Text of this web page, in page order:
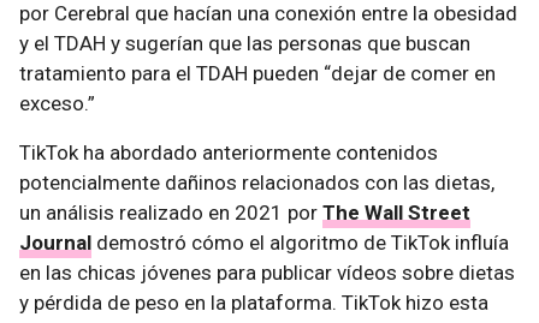
por Cerebral que hacían una conexión entre la obesidad
y el TDAH y sugerían que las personas que buscan
tratamiento para el TDAH pueden “dejar de comer en
exceso.”
TikTok ha abordado anteriormente contenidos
potencialmente dañinos relacionados con las dietas,
un análisis realizado en 2021 por The Wall Street
Journal demostró cómo el algoritmo de TikTok influía
en las chicas jóvenes para publicar vídeos sobre dietas
y pérdida de peso en la plataforma. TikTok hizo esta